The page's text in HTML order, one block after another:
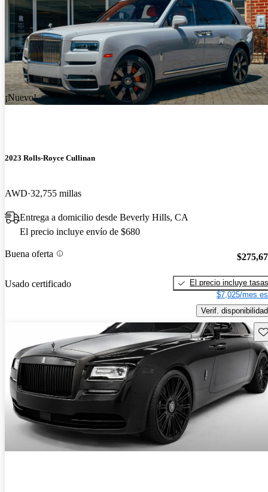
¡Nuevo!
2023 Rolls-Royce Cullinan
AWD 32,755 millas
Entrega a domicilio desde Beverly Hills, CA
El precio incluye envío de $680
Buena oferta
Usado certificado
El precio incluye tasas
$7,025/mes
Verif. disponibilidad